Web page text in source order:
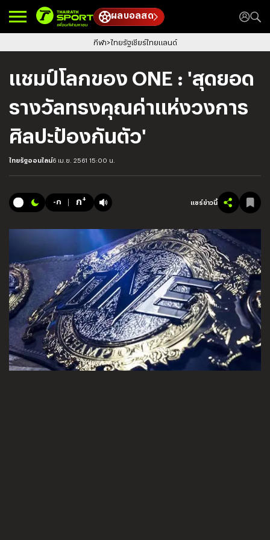
ผลบอลสด
กีฬา ไทยรัฐเชียร์ไทยแลนด์
แชมป์โลกของ ONE : 'สุดยอด
รางวัลทรงคุณค่าแห่งวงการ
ศิลปะป้องกันตัว'
ไทยรัฐออนไลน์6 เม.ย. 2561 15:00 น.
-ก ก+ แชร์ข่าวนี้